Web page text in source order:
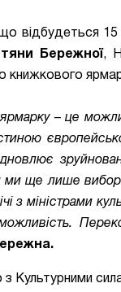
що відбудеться
Бережної ,
книжкового
ярмарку– це
ми ще лише
з міністрами
Культурними